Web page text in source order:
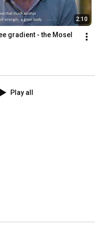
2:10
gradient - the Mosel
Play all